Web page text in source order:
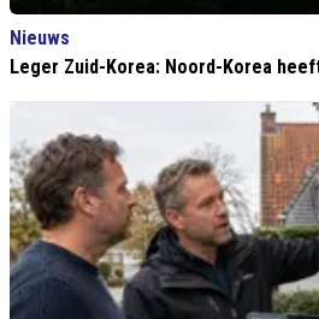
Nieuws
Leger Zuid-Korea: Noord-Korea